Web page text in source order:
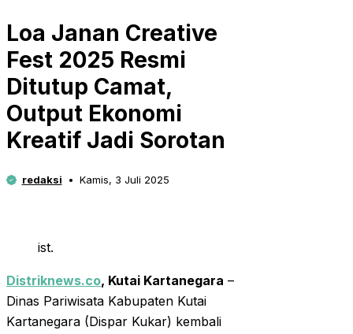
Loa Janan Creative
Fest 2025 Resmi
Ditutup Camat,
Output Ekonomi
Kreatif Jadi Sorotan
redaksi Kamis, 3 Juli 2025
ist.
Distriknews.co, Kutai Kartanegara –
Dinas Pariwisata Kabupaten Kutai
Kartanegara (Dispar Kukar) kembali